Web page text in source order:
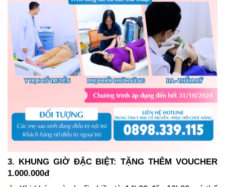
3. KHUNG GIỜ ĐẶC BIỆT: TẶNG THÊM VOUCHER
1.000.000đ